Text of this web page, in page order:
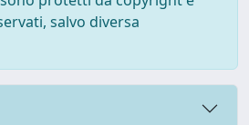
salvo diversa